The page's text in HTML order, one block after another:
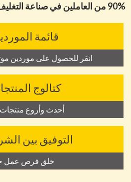
90% من العاملين في صناعة التغليف اطلعوا أيضاً على ما يلي
قائمة
انقر للحصول على موردين
كتالوج
أحدث وأروع منتجات
التوفيق بين
خلق فرص عمل